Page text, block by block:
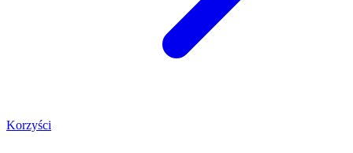
Korzyści